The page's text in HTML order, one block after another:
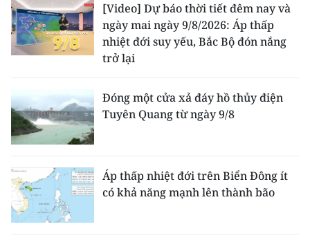
[Video] Dự báo thời tiết đêm nay và
ngày mai ngày 9/8/2026: Áp thấp
nhiệt đới suy yếu, Bắc Bộ đón nắng
trở lại
Đóng một cửa xả đáy hồ thủy điện
Tuyên Quang từ ngày 9/8
Áp thấp nhiệt đới trên Biển Đông ít
có khả năng mạnh lên thành bão